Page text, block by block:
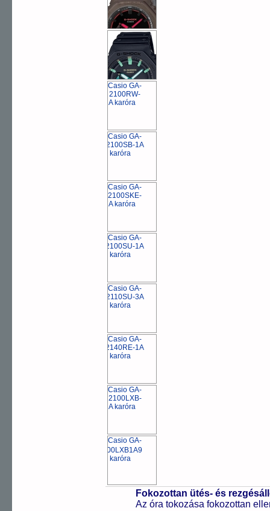
Fokozottan ütés- és
Az óra tokozása fokozottan